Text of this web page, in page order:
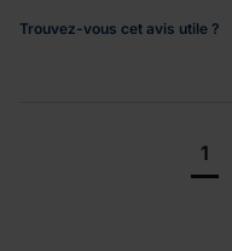
Trouvez-vous cet avis utile ?
1